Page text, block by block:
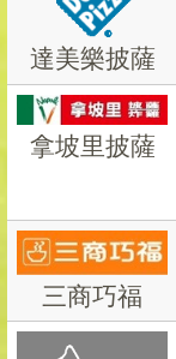
達美樂披薩
拿坡里披薩
三商巧福